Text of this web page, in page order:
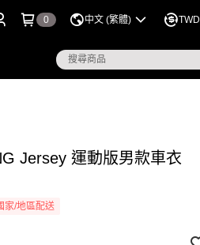
0 中文 (繁體) TWD
Jersey 運動版男款車衣
家/地區配送